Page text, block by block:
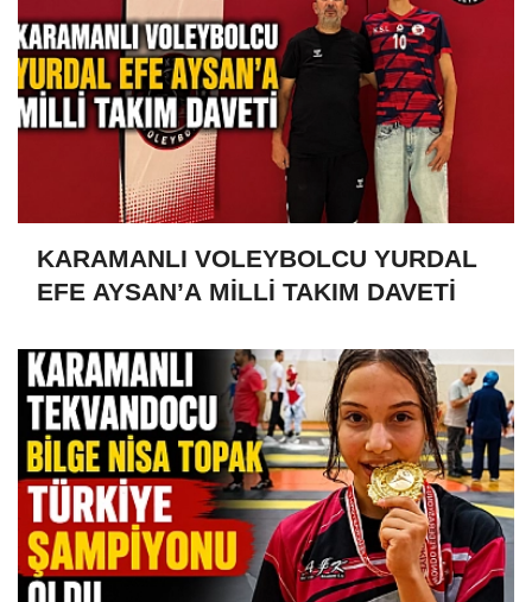
KARAMANLI VOLEYBOLCU YURDAL
EFE AYSAN’A MİLLİ TAKIM DAVETİ